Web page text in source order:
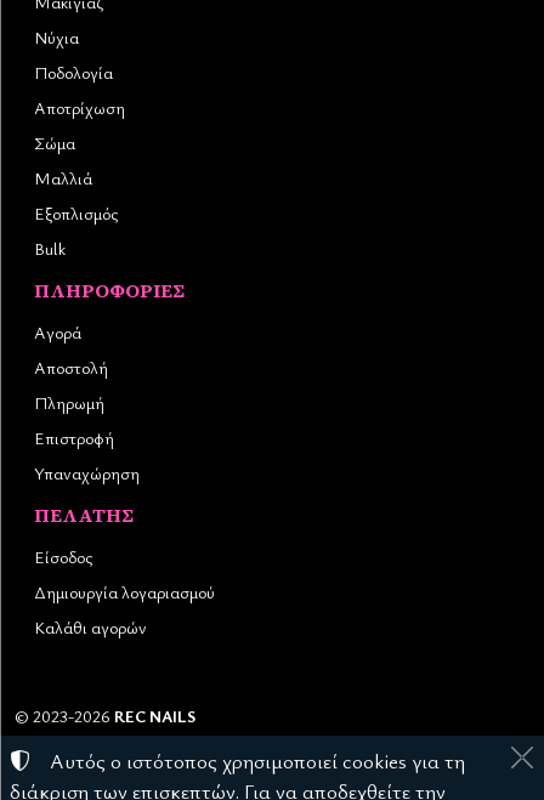
Νύχια
Ποδολογία
Αποτρίχωση
Σώμα
Μαλλιά
Εξοπλισμός
Bulk
ΠΛΗΡΟΦΟΡΊΕΣ
Αγορά
Αποστολή
Πληρωμή
Επιστροφή
Υπαναχώρηση
ΠΕΛΆΤΗΣ
Είσοδος
Δημιουργία λογαριασμού
Καλάθι αγορών
© 2023-2026 REC NAILS
Αριθμός ΓΕΜΗ:145976403000
Όροι χρήσης • Πολιτική απορρήτου •Πολιτική cookies
Αυτός ο ιστότοπος χρησιμοποιεί cookies για τη
διάκριση των επισκεπτών. Για να αποδεχθείτε την